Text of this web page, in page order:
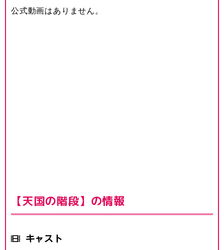
公式動画はありません。
【天国の階段】の情報
キャスト